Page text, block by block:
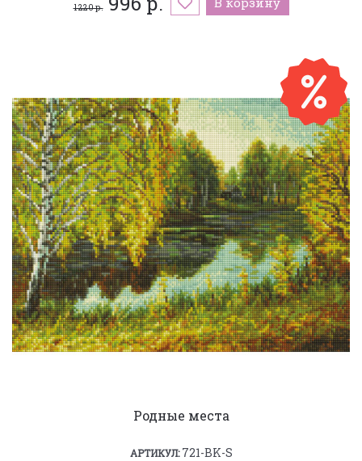
1 220 р.
Родные места
АРТИКУЛ:721-BK-S